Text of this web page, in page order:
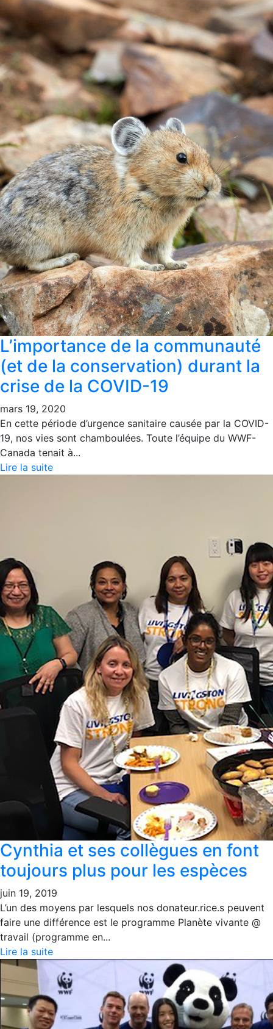
L’importance de la communauté
(et de la conservation) durant la
crise de la COVID-19
mars 19, 2020
En cette période d’urgence sanitaire causée par la COVID-
19, nos vies sont chamboulées. Toute l’équipe du WWF-
Canada tenait à...
Lire la suite
Cynthia et ses collègues en font
toujours plus pour les espèces
juin 19, 2019
L’un des moyens par lesquels nos donateur.rice.s peuvent
faire une différence est le programme Planète vivante @
travail (programme en...
Lire la suite